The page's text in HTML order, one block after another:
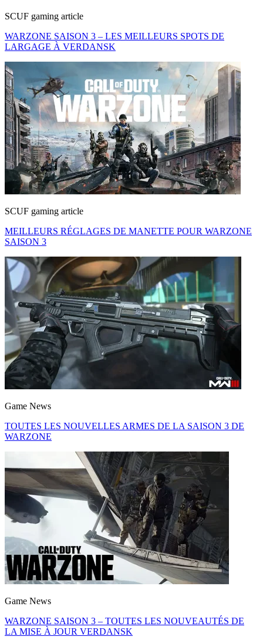
SCUF gaming article
WARZONE SAISON 3 – LES MEILLEURS SPOTS DE
LARGAGE À VERDANSK
SCUF gaming article
MEILLEURS RÉGLAGES DE MANETTE POUR WARZONE
SAISON 3
Game News
TOUTES LES NOUVELLES ARMES DE LA SAISON 3 DE
WARZONE
Game News
WARZONE SAISON 3 – TOUTES LES NOUVEAUTÉS DE
LA MISE À JOUR VERDANSK